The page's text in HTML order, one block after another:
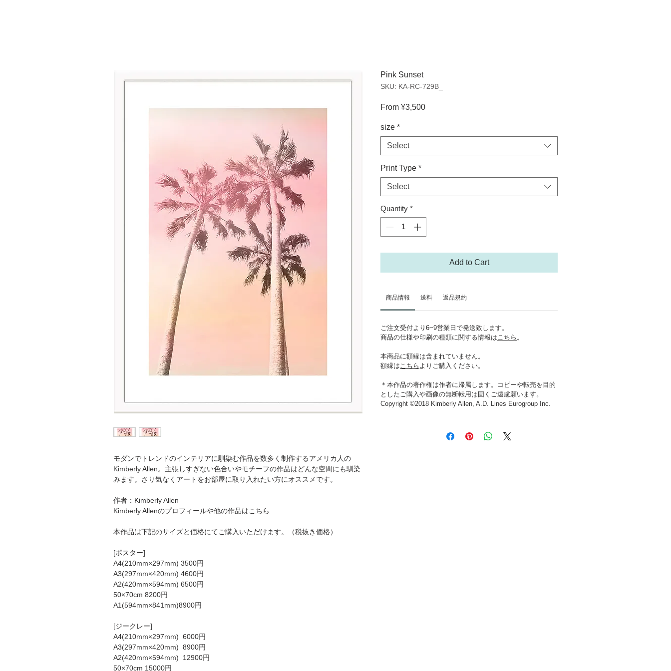
モダンでトレンドのインテリアに馴染む作品を数多く制作するアメリカ人の
Kimberly Allen。主張しすぎない色合いやモチーフの作品はどんな空間にも馴染
みます。さり気なくアートをお部屋に取り入れたい方にオススメです。
作者：Kimberly Allen
Kimberly Allenのプロフィールや他の作品はこちら
本作品は下記のサイズと価格にてご購入いただけます。（税抜き価格）
[ポスター]
A4(210mm×297mm) 3500円
A3(297mm×420mm) 4600円
A2(420mm×594mm) 6500円
50×70cm 8200円
A1(594mm×841mm)8900円
[ジークレー]
A4(210mm×297mm) 6000円
A3(297mm×420mm) 8900円
A2(420mm×594mm) 12900円
50×70cm 15000円
Pink Sunset
SKU: KA-RC-729B_
From ¥3,500Sale
size *
Select
Print Type *
Select
Quantity *
Add to Cart
商品情報 送料 返品規約
ご注文受付より6~9営業日で発送致します。
商品の仕様や印刷の種類に関する情報は こちら 。
本商品に額縁は含まれていません。
額縁は こちら よりご購入ください。
＊本作品の著作権は作者に帰属します。コピーや転売を目的
としたご購入や画像の無断転用は固くご遠慮願います。
Copyright ©2018 Kimberly Allen, A.D. Lines Eurogroup Inc.